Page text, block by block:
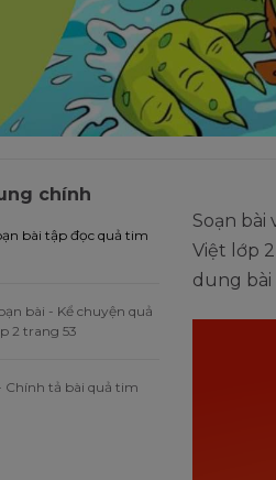
chính
bài tập đọc quả tim
bài - Kể chuyện quả
2 trang 53
Chính tả bài quả tim
Soạn bài
Việt lớp
dung bài